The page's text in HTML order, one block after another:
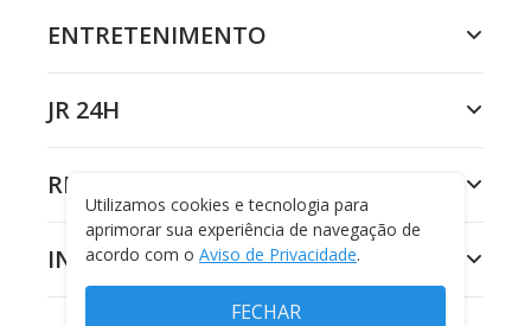
ENTRETENIMENTO
JR 24H
RECORD
INSTITUCIONAL
Utilizamos cookies e tecnologia para
aprimorar sua experiência de navegação de
acordo com o Aviso de Privacidade.
FECHAR